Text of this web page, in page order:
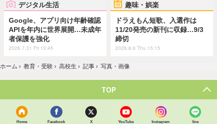
デジタル生活
Google、アプリ向け年齢確認
APIを年内に世界展開…未成年
者保護を強化
2026.7.31 Fri 13:45
趣味・娯楽
ドラえもん短歌、入選作は
11/20発売の新刊に収録…9/3
締切
2026.8.6 Thu 15:15
ホーム › 教育・受験 › 高校生 › 記事 › 写真・画像
TOP
Home Facebook X YouTube Instagram line